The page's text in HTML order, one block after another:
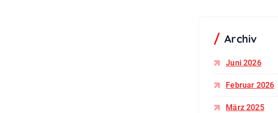
Archiv
Juni 2026
Februar 2026
März 2025